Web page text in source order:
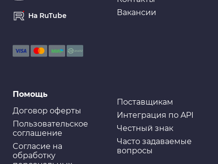
Вакансии
Помощь
Договор оферты
Пользовательское
соглашение
Cогласие на
обработку
Поставщикам
Интеграция по API
Честный знак
Часто задаваемые
вопросы
На RuTube